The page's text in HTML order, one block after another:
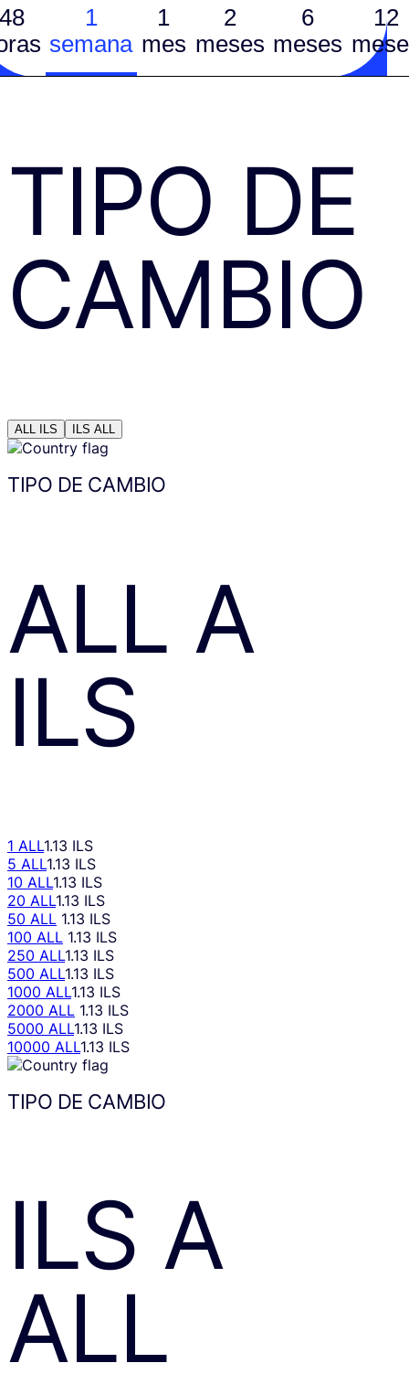
1
semana
1
mes
2
meses
6
meses
12
TIPO DE
CAMBIO
ALL ILS ILS ALL
TIPO DE CAMBIO
ALL A
ILS
1 ALL1.13 ILS
5 ALL1.13 ILS
10 ALL1.13 ILS
20 ALL1.13 ILS
50 ALL 1.13 ILS
100 ALL 1.13 ILS
250 ALL1.13 ILS
500 ALL1.13 ILS
1000 ALL1.13 ILS
2000 ALL 1.13 ILS
5000 ALL1.13 ILS
10000 ALL1.13 ILS
TIPO DE CAMBIO
ILS A
ALL